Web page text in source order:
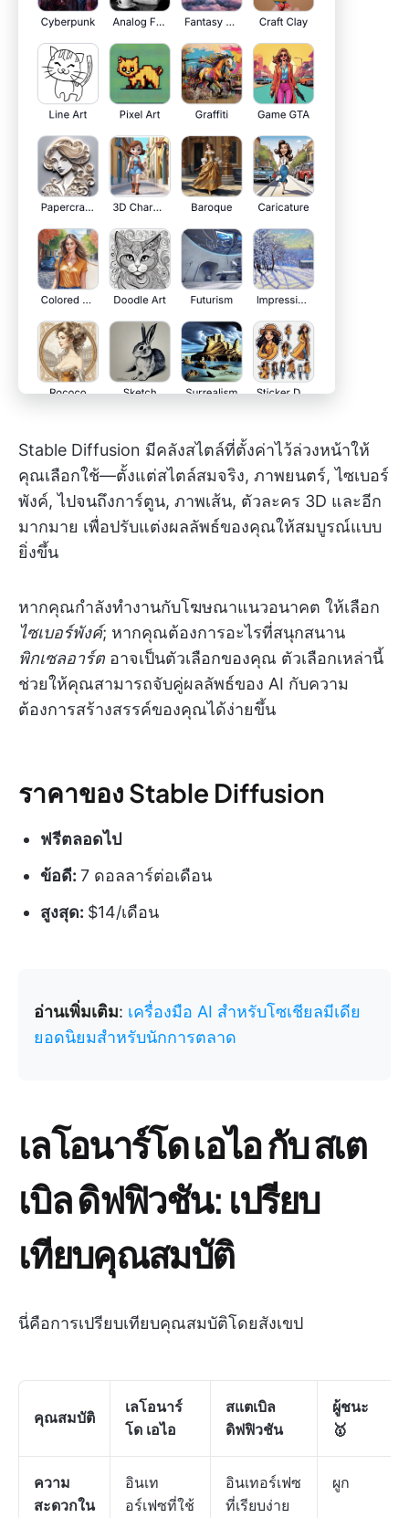
Stable Diffusion มีคลังสไตล์ที่ตั้งค่าไว้ล่วงหน้าให้
คุณเลือกใช้—ตั้งแต่สไตล์สมจริง, ภาพยนตร์, ไซเบอร์
พังค์, ไปจนถึงการ์ตูน, ภาพเส้น, ตัวละคร 3D และอีก
มากมาย เพื่อปรับแต่งผลลัพธ์ของคุณให้สมบูรณ์แบบ
ยิ่งขึ้น
หากคุณกำลังทำงานกับโฆษณาแนวอนาคต ให้เลือก
ไซเบอร์พังค์; หากคุณต้องการอะไรที่สนุกสนาน
พิกเซลอาร์ต อาจเป็นตัวเลือกของคุณ ตัวเลือกเหล่านี้
ช่วยให้คุณสามารถจับคู่ผลลัพธ์ของ AI กับความ
ต้องการสร้างสรรค์ของคุณได้ง่ายขึ้น
ราคาของ Stable Diffusion
ฟรีตลอดไป
ข้อดี: 7 ดอลลาร์ต่อเดือน
สูงสุด: $14/เดือน
อ่านเพิ่มเติม: เครื่องมือ AI สำหรับโซเชียลมีเดีย
ยอดนิยมสำหรับนักการตลาด
เลโอนาร์โด เอไอ กับ สเต
เบิล ดิฟฟิวชัน: เปรียบ
เทียบคุณสมบัติ
นี่คือการเปรียบเทียบคุณสมบัติโดยสังเขป
คุณสมบัติ
เลโอนาร์
โด เอไอ
สแตเบิล
ดิฟฟิวชัน
ผู้ชนะ
🥇
ความ
สะดวกใน
อินเท
อร์เฟซที่ใช้
อินเทอร์เฟซ
ที่เรียบง่าย
ผูก